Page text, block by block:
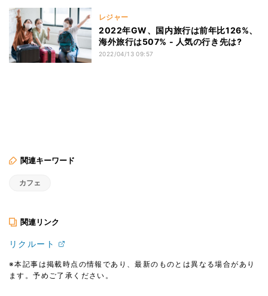
レジャー
2022年GW、国内旅行は前年比126%、
海外旅行は507% - 人気の行き先は?
2022/04/13 09:57
関連キーワード
カフェ
関連リンク
リクルート
※本記事は掲載時点の情報であり、最新のものとは異なる場合があり
ます。予めご了承ください。